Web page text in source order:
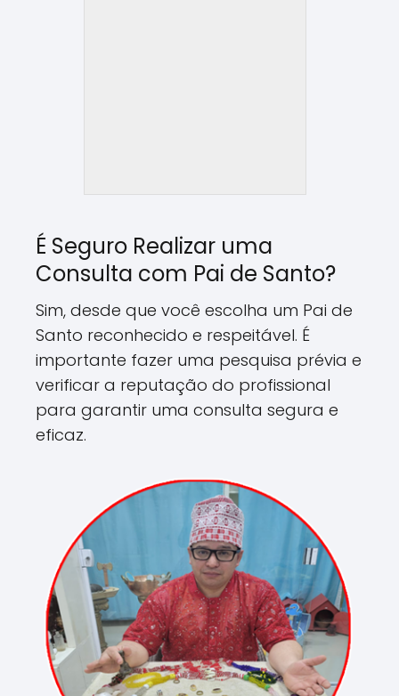
É Seguro Realizar uma
Consulta com Pai de Santo?
Sim, desde que você escolha um Pai de
Santo reconhecido e respeitável. É
importante fazer uma pesquisa prévia e
verificar a reputação do profissional
para garantir uma consulta segura e
eficaz.